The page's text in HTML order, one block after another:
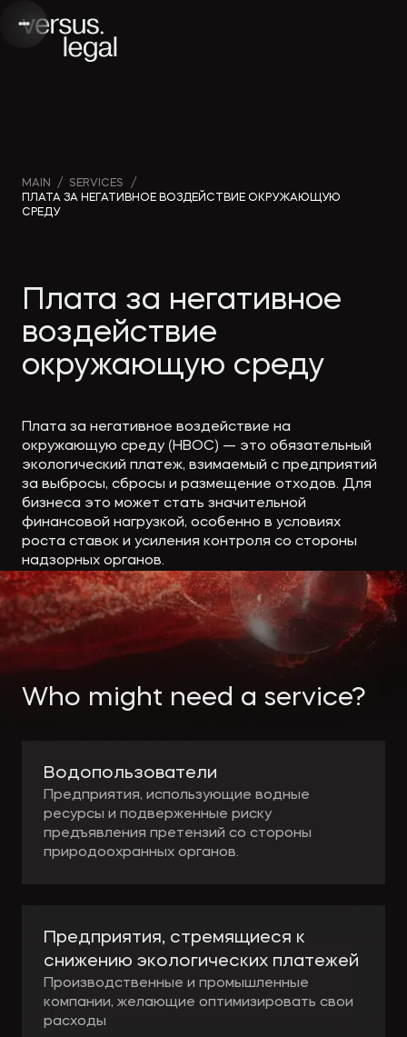
Интеллектуальная
и проектирование
Банкротство
Экологическое
право
Webinars
news
Media
publications
Useful
materials
Articles
MAIN / SERVICES
/
ПЛАТА ЗА НЕГАТИВНОЕ ВОЗДЕЙСТВИЕ ОКРУЖАЮЩУЮ
СРЕДУ
Плата за негативное
воздействие
окружающую среду
Плата за негативное воздействие на
окружающую среду (НВОС) — это обязательный
экологический платеж, взимаемый с предприятий
за выбросы, сбросы и размещение отходов. Для
бизнеса это может стать значительной
финансовой нагрузкой, особенно в условиях
роста ставок и усиления контроля со стороны
надзорных органов.
Who might need a service?
Водопользователи
Предприятия, использующие водные
ресурсы и подверженные риску
предъявления претензий со стороны
природоохранных органов.
Предприятия, стремящиеся к
снижению экологических платежей
Производственные и промышленные
компании, желающие оптимизировать свои
расходы